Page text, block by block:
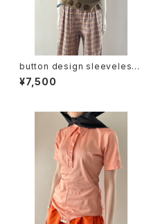
button design sleeveless
tops
¥7,500